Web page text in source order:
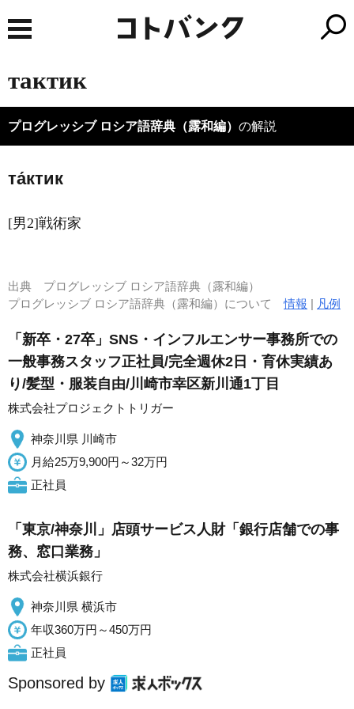
тактик
プログレッシブ ロシア語辞典（露和編） の解説
та́ктик
[男2]戦術家
出典 プログレッシブ ロシア語辞典（露和編）
プログレッシブ ロシア語辞典（露和編）について情報 | 凡例
「新卒・27卒」SNS・インフルエンサー事務所での
一般事務スタッフ正社員/完全週休2日・育休実績あ
り/髪型・服装自由/川崎市幸区新川通1丁目
株式会社プロジェクトトリガー
神奈川県 川崎市
月給25万9,900円～32万円
正社員
「東京/神奈川」店頭サービス人財「銀行店舗での事
務、窓口業務」
株式会社横浜銀行
神奈川県 横浜市
年収360万円～450万円
正社員
Sponsored by